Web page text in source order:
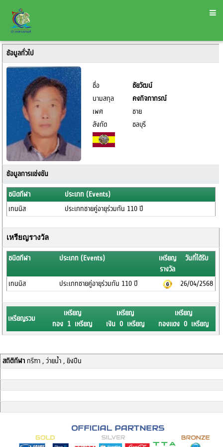
ข้อมูลทั่วไป
ชื่อ
ชัยวัฒน์
นามสกุล
คงกิจภากรณ์
เพศ
ชาย
สังกัด
ชลบุรี
ข้อมูลการแข่งขัน
ชนิดกีฬา
ประเภท (Events)
เทนนิส
ประเภทชายคู่อายุร่วมกัน 110 ปี
เหรียญรางวัล
ชนิดกีฬา ประเภท (Events)
เหรียญ
รางวัล
วันที่ได้รับ
เทนนิส ประเภทชายคู่อายุร่วมกัน 110 ปี 26/04/2568
เหรียญรวม
เหรียญ
ทอง 1 เหรียญ
เหรียญ
เงิน 0 เหรียญ
เหรียญ
ทองแดง 0 เหรียญ
สถิติกีฬากรีฑา , ว่ายน้ำ , ยิงปืน